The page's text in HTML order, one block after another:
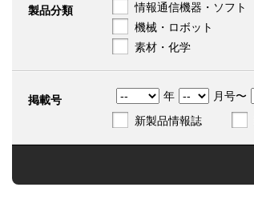
製品分類 情報通信機器・ソフト
機械・ロボット
素材・化学
掲載号 年 月号〜
新製品情報誌